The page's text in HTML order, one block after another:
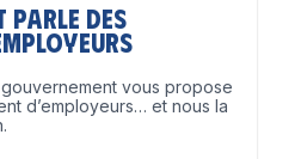
parle des
vous propose
d’employeurs… et nous la